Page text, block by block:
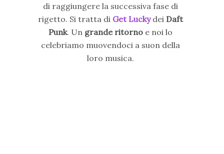
di raggiungere la successiva fase di
rigetto. Si tratta di Get Luckydei Daft
Punk. Un grande ritornoe noi lo
celebriamo muovendoci a suon della
loro musica.